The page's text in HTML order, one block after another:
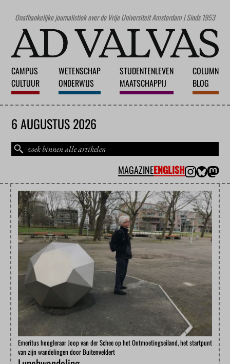
Onafhankelijke journalistiek over de Vrije Universiteit Amsterdam | Sinds 1953
CAMPUS
CULTUUR
WETENSCHAP
ONDERWIJS
STUDENTENLEVEN
MAATSCHAPPIJ
COLUMN
BLOG
6 AUGUSTUS 2026
MAGAZINEENGLISH
Emeritus hoogleraar Joop van der Schee op het Ontmoetingseiland, het startpunt
van zijn wandelingen door Buitenveldert